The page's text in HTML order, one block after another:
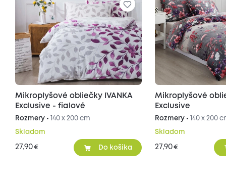
Mikroplyšové obliečky IVANKA
Exclusive - fialové
Rozmery • 140 x 200 cm
Skladom
27,90€ Do košíka
Mikroplyšové
Exclusive
Rozmery • 140 x 200
Skladom
27,90€